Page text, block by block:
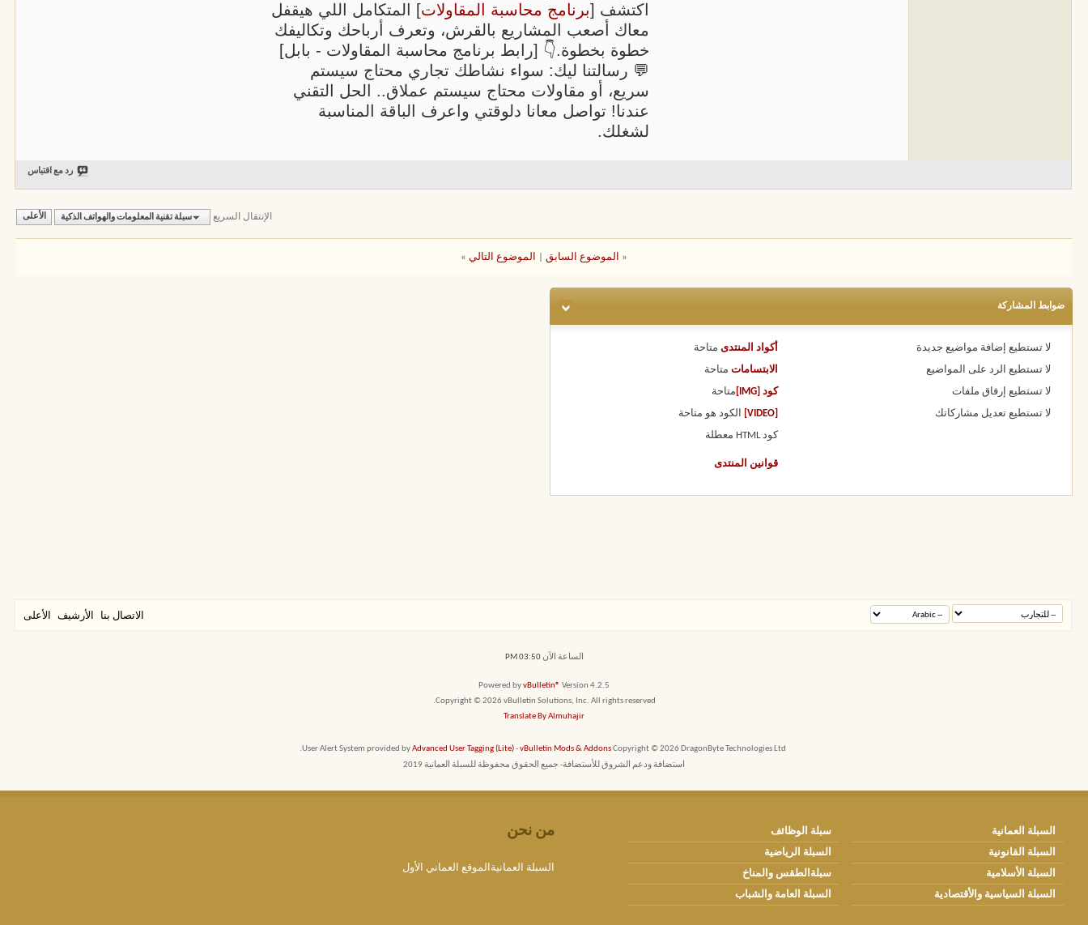
اكتشف [برنامج محاسبة المقاولات] المتكامل اللي هيقفل
معاك أصعب المشاريع بالقرش، وتعرف أرباحك وتكاليفك
خطوة بخطوة.👇 [رابط برنامج محاسبة المقاولات - بابل]
💬 رسالتنا ليك: سواء نشاطك تجاري محتاج سيستم
سريع، أو مقاولات محتاج سيستم عملاق.. الحل التقني
عندنا! تواصل معانا دلوقتي واعرف الباقة المناسبة
لشغلك.
رد مع اقتباس
الإنتقال السريع سبلة تقنية المعلومات والهواتف الذكية الأعلى
« الموضوع السابق الموضوع التالي »
ضوابط المشاركة
لا تستطيع إضافة مواضيع جديدة
لا تستطيع الرد على المواضيع
لا تستطيع إرفاق ملفات
لا تستطيع تعديل مشاركاتك
أكواد المنتدى متاحة
الابتسامات متاحة
كود [IMG] متاحة
[VIDEO] الكود هو متاحة
كود HTML معطلة
قوانين المنتدى
الاتصال بنا الأرشيف الأعلى
الساعة الآن03:50 PM
Powered byvBulletin® Version 4.2.5
Copyright © 2026 vBulletin Solutions, Inc. All rights reserved.
Translate By Almuhajir
User Alert System provided byAdvanced User Tagging (Lite)-vBulletin Mods & AddonsCopyright © 2026 DragonByte Technologies Ltd.
استضافة ودعم الشروق للأستضافة- جميع الحقوق محفوظة للسبلة العمانية 2019
السبلة العمانية
سبلة الوظائف
السبلة القانونية
السبلة الرياضية
السبلة الأسلامية
سبلةالطقس والمناخ
السبلة السياسية والأقتصادية
السبلة العامة والشباب
من نحن
السبلة العمانيةالموقع العماني الأول